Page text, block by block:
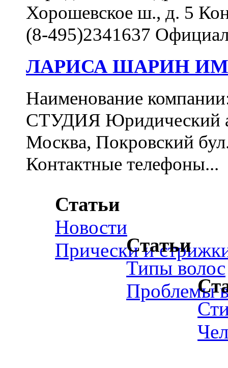
Хорошевское ш., д. 5
(8-495)2341637
ЛАРИСА ШАРИН
Наименование
СТУДИЯ Юридический
Москва, Покровский
Контактные телефоны...
Статьи
Новости
Прически иСтатьи
Типы волос
Проблемы